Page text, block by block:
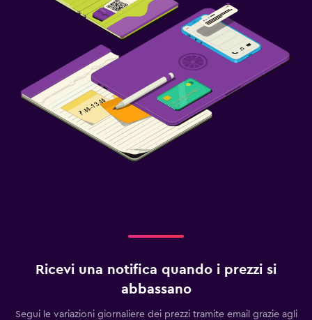
Ricevi una notifica quando i prezzi si
abbassano
Segui le variazioni giornaliere dei prezzi tramite email grazie agli